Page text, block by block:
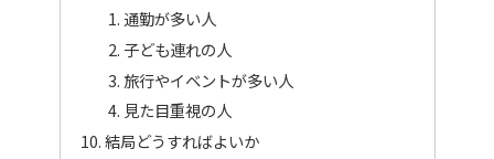
通勤が多い人
子ども連れの人
旅行やイベントが多い人
見た目重視の人
結局どうすればよいか